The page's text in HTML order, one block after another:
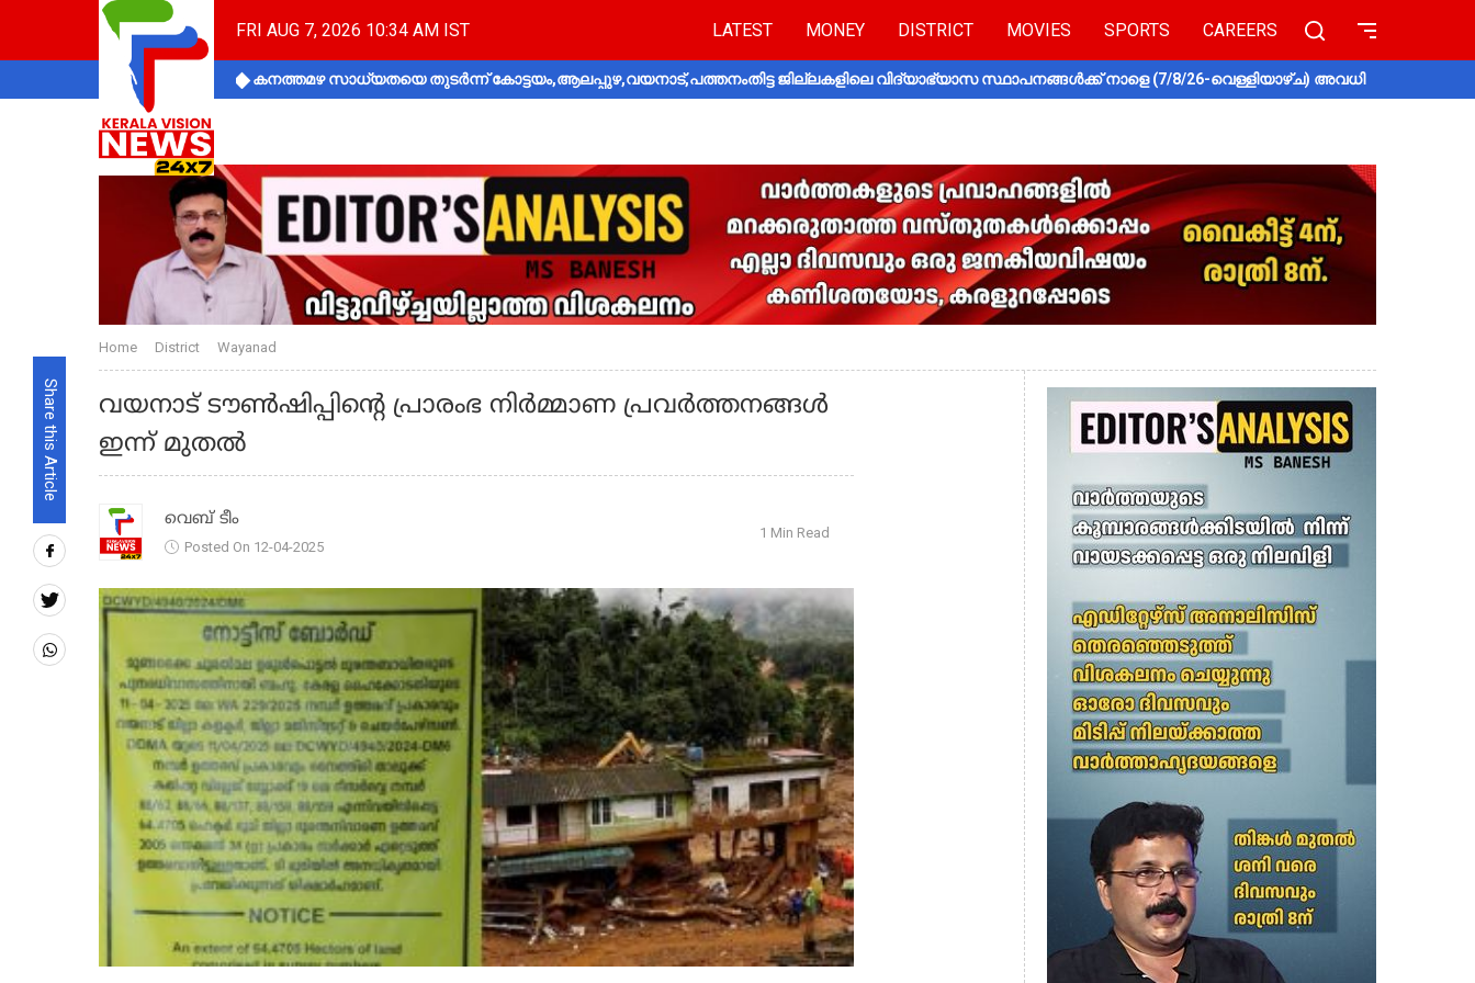
FRI AUG 7, 2026 10:34 AM IST LATEST MONEY DISTRICT MOVIES SPORTS CAREERS
കനത്തമഴ സാധ്യതയെ തുടർന്ന് കോട്ടയം,ആലപ്പുഴ,വയനാട്,പത്തനംതിട്ട ജില്ലകളിലെ വിദ്യാഭ്യാസ സ്ഥാപനങ്ങൾക്ക് നാളെ (7/8/26-വെള്ളിയാഴ്ച) അവധി
Share this Article
Home District Wayanad
വയനാട് ടൗണ്‍ഷിപ്പിൻ്റെ പ്രാരംഭ നിർമ്മാണ പ്രവർത്തനങ്ങൾ
ഇന്ന് മുതൽ
വെബ് ടീം
Posted On 12-04-2025
1 Min Read